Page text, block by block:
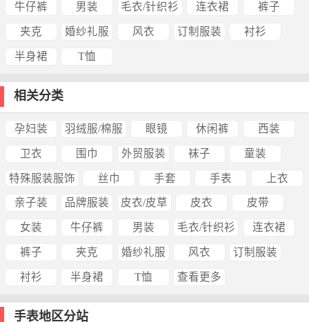
牛仔裤 男装 毛衣/针织衫 连衣裙 裤子
夹克 婚纱礼服 风衣 订制服装 衬衫
半身裙 T恤
相关分类
孕妇装 羽绒服/棉服 眼镜 休闲裤 西装
卫衣 围巾 外贸服装 袜子 童装
特殊服装服饰 丝巾 手套 手表 上衣
亲子装 品牌服装 皮衣/皮草 皮衣 皮带
女装 牛仔裤 男装 毛衣/针织衫 连衣裙
裤子 夹克 婚纱礼服 风衣 订制服装
衬衫 半身裙 T恤 查看更多
手表地区分站